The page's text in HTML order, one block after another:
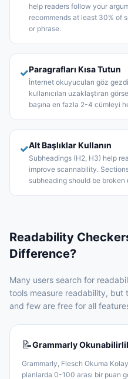
help readers follow your
recommends at least 30% of
or phrase.
✓Paragrafları Kısa Tutun
İnternet okuyucuları göz
kullanıcıları uzaklaştıran
başına en fazla 2-4 cümleyi
✓Alt Başlıklar Kullanın
Subheadings (H2, H3) help
improve scannability.
subheading should be broken
Readability
Difference?
Many users search for
tools measure readability,
and few are free for all
📝Grammarly
Grammarly, Flesch Okuma
planlarda 0-100 arası bir puan